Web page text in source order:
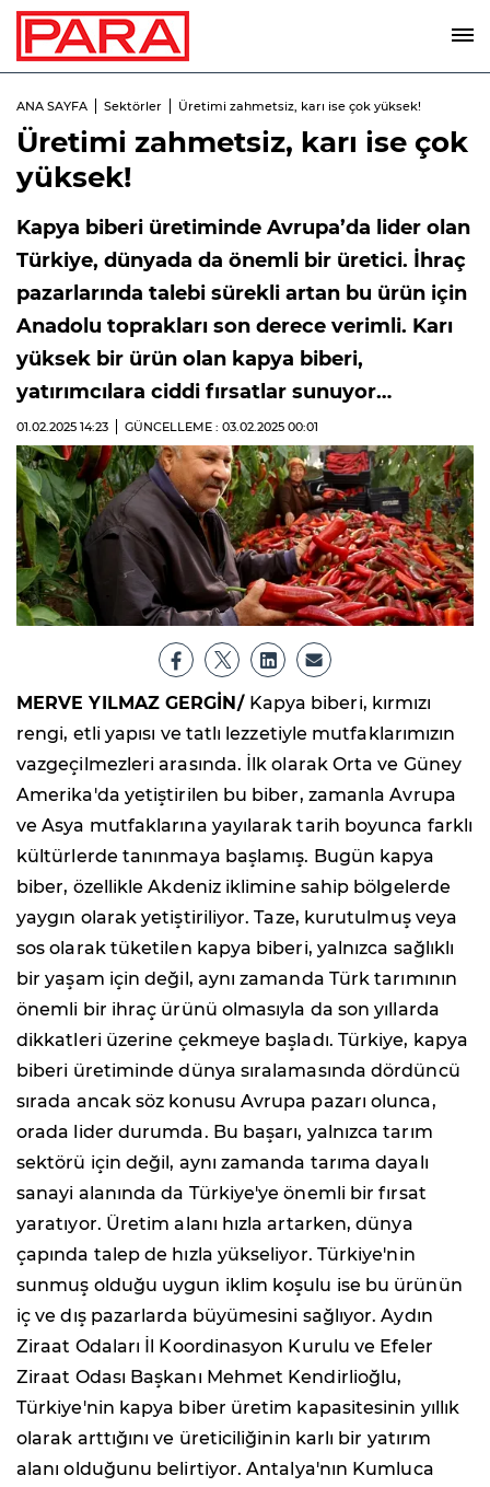
ANA SAYFA Sektörler Üretimi zahmetsiz, karı ise çok yüksek!
Üretimi zahmetsiz, karı ise çok
yüksek!
Kapya biberi üretiminde Avrupa’da lider olan
Türkiye, dünyada da önemli bir üretici. İhraç
pazarlarında talebi sürekli artan bu ürün için
Anadolu toprakları son derece verimli. Karı
yüksek bir ürün olan kapya biberi,
yatırımcılara ciddi fırsatlar sunuyor…
01.02.2025 14:23 GÜNCELLEME : 03.02.2025 00:01
MERVE YILMAZ GERGİN/ Kapya biberi, kırmızı
rengi, etli yapısı ve tatlı lezzetiyle mutfaklarımızın
vazgeçilmezleri arasında. İlk olarak Orta ve Güney
Amerika'da yetiştirilen bu biber, zamanla Avrupa
ve Asya mutfaklarına yayılarak tarih boyunca farklı
kültürlerde tanınmaya başlamış. Bugün kapya
biber, özellikle Akdeniz iklimine sahip bölgelerde
yaygın olarak yetiştiriliyor. Taze, kurutulmuş veya
sos olarak tüketilen kapya biberi, yalnızca sağlıklı
bir yaşam için değil, aynı zamanda Türk tarımının
önemli bir ihraç ürünü olmasıyla da son yıllarda
dikkatleri üzerine çekmeye başladı. Türkiye, kapya
biberi üretiminde dünya sıralamasında dördüncü
sırada ancak söz konusu Avrupa pazarı olunca,
orada lider durumda. Bu başarı, yalnızca tarım
sektörü için değil, aynı zamanda tarıma dayalı
sanayi alanında da Türkiye'ye önemli bir fırsat
yaratıyor. Üretim alanı hızla artarken, dünya
çapında talep de hızla yükseliyor. Türkiye'nin
sunmuş olduğu uygun iklim koşulu ise bu ürünün
iç ve dış pazarlarda büyümesini sağlıyor. Aydın
Ziraat Odaları İl Koordinasyon Kurulu ve Efeler
Ziraat Odası Başkanı Mehmet Kendirlioğlu,
Türkiye'nin kapya biber üretim kapasitesinin yıllık
olarak arttığını ve üreticiliğinin karlı bir yatırım
alanı olduğunu belirtiyor. Antalya'nın Kumluca